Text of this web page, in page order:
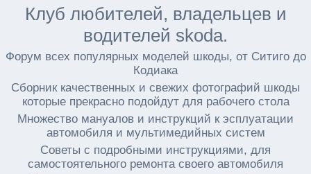
Клуб любителей, владельцев и
водителей skoda.
Форум всех популярных моделей шкоды, от Ситиго до
Кодиака
Сборник качественных и свежих фотографий шкоды
которые прекрасно подойдут для рабочего стола
Множество мануалов и инструкций к эсплуатации
автомобиля и мультимедийных систем
Советы с подробными инструкциями, для
самостоятельного ремонта своего автомобиля